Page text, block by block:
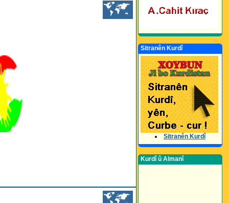
Sitranên Kurdî
Sitranên Kurdî
Kurdî û Almanî